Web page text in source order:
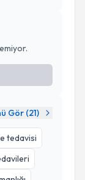
Gör (21)
tedavisi